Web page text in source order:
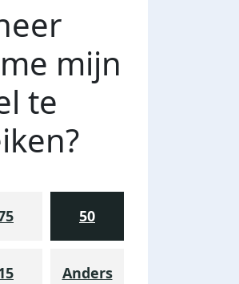
mijn
te
50
Anders